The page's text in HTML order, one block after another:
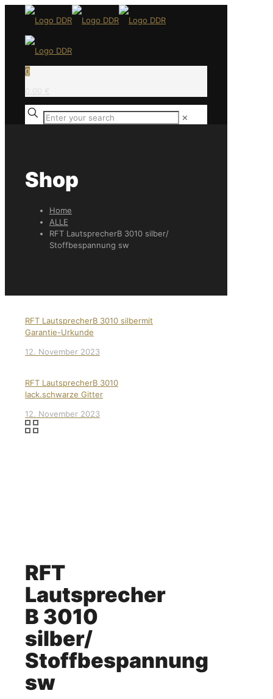
0
0,00 €
✕
Shop
Home
ALLE
RFT LautsprecherB 3010 silber/
Stoffbespannung sw
RFT LautsprecherB 3010 silbermit
Garantie-Urkunde
12. November 2023
RFT LautsprecherB 3010
lack.schwarze Gitter
12. November 2023
RFT
Lautsprecher
B 3010
silber/
Stoffbespannung
sw